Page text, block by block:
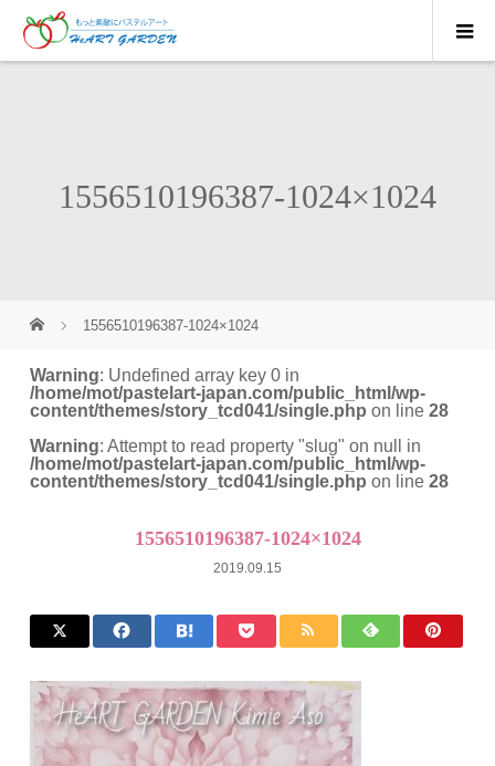
1556510196387-1024×1024
1556510196387-1024×1024
Warning: Undefined array key 0 in
/home/mot/pastelart-japan.com/public_html/wp-
content/themes/story_tcd041/single.php on line28
Warning: Attempt to read property "slug" on null in
/home/mot/pastelart-japan.com/public_html/wp-
content/themes/story_tcd041/single.php on line28
1556510196387-1024×1024
2019.09.15